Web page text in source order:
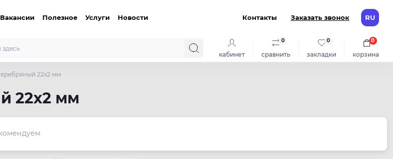
Вакансии Полезное Услуги Новости Контакты Заказать звонок RU
кабинет сравнить
0
закладки
0
корзина
0
22х2 мм
22х2 мм